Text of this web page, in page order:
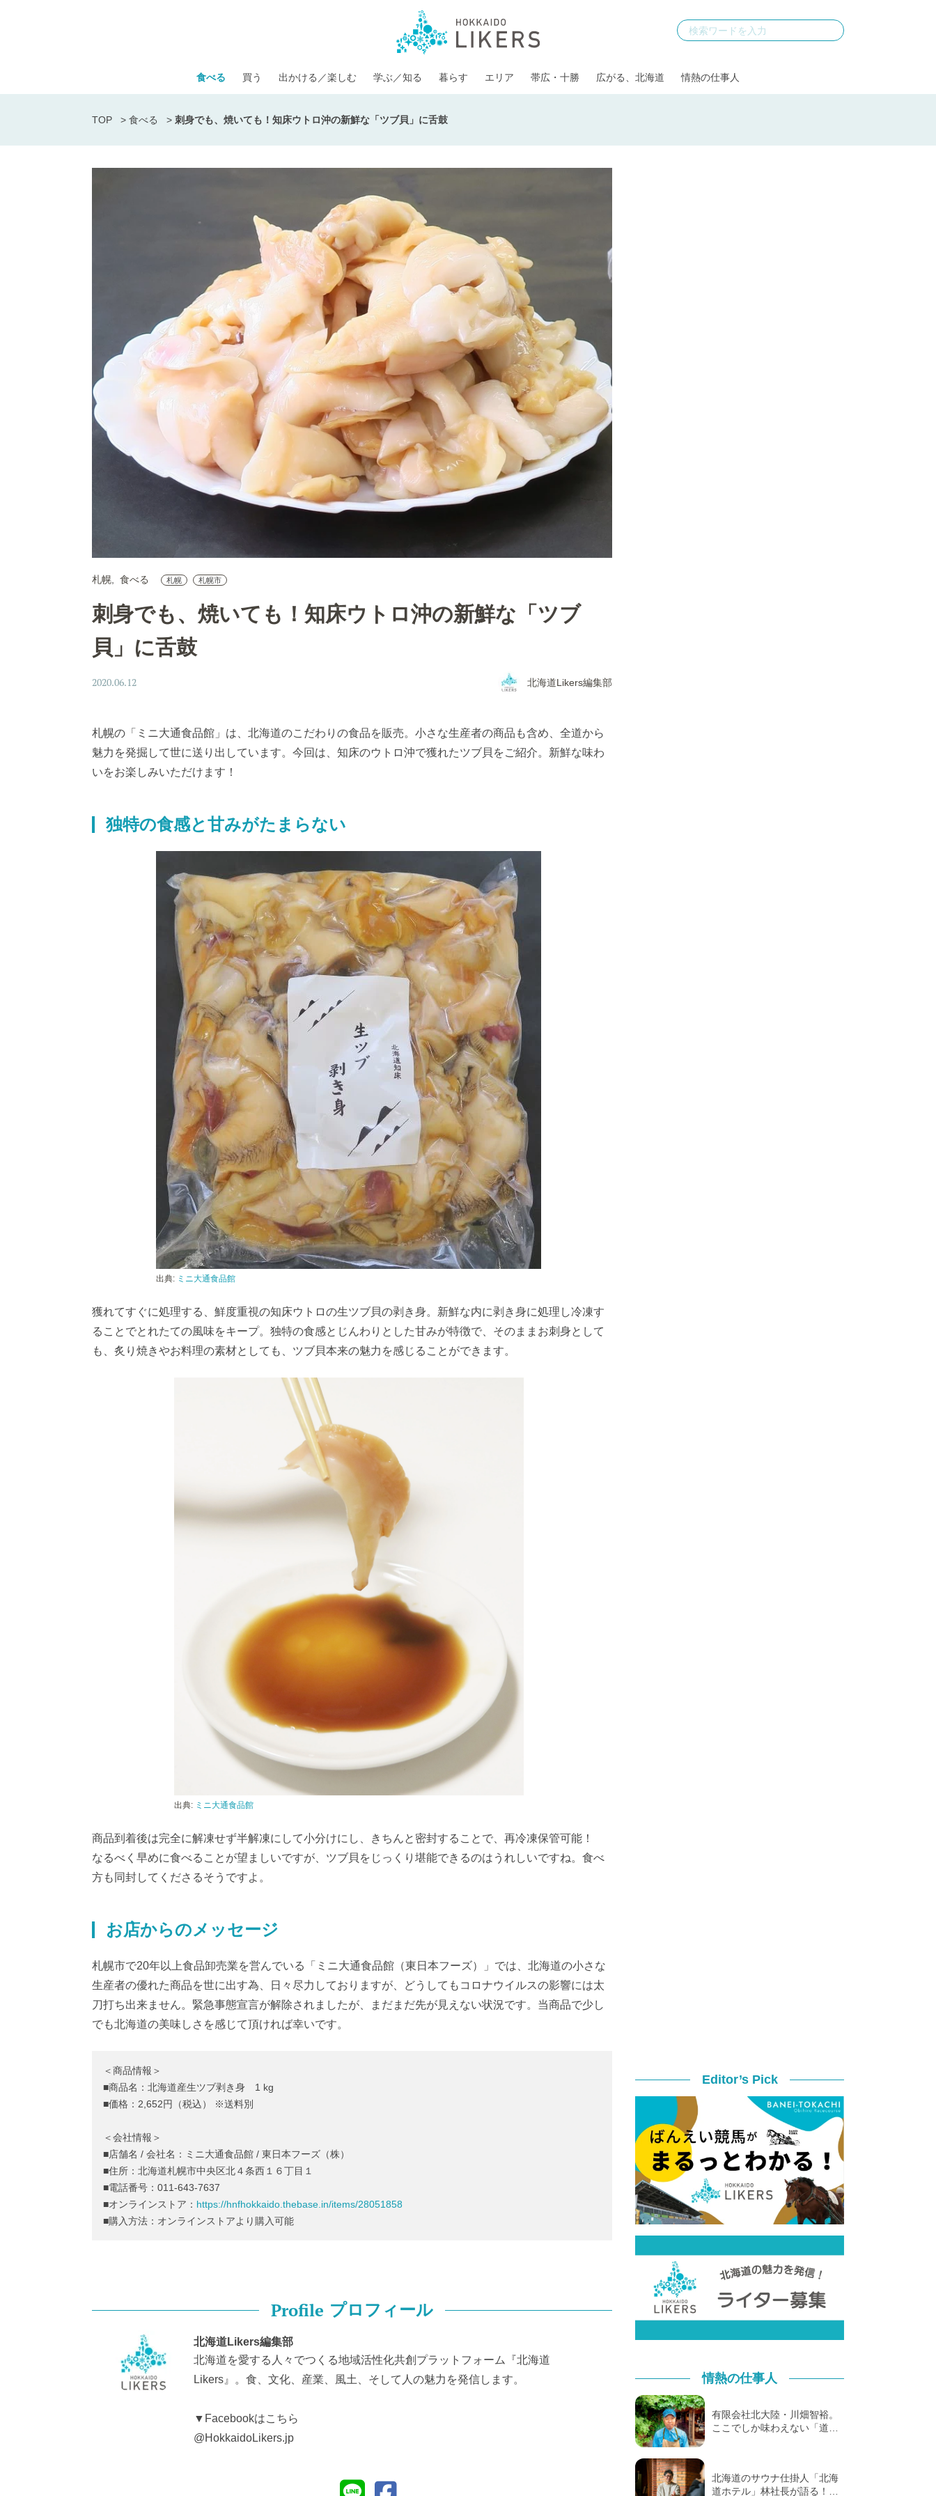
食べる 買う 出かける／楽しむ 学ぶ／知る 暮らす エリア 帯広・十勝 広がる、北海道 情熱の仕事人
TOP > 食べる > 刺身でも、焼いても！知床ウトロ沖の新鮮な「ツブ貝」に舌鼓
札幌 食べる 札幌 札幌市
刺身でも、焼いても！知床ウトロ沖の新鮮な「ツブ
貝」に舌鼓
2020.06.12 北海道Likers編集部
札幌の「ミニ大通食品館」は、北海道のこだわりの食品を販売。小さな生産者の商品も含め、全道から
魅力を発掘して世に送り出しています。今回は、知床のウトロ沖で獲れたツブ貝をご紹介。新鮮な味わ
いをお楽しみいただけます！
独特の食感と甘みがたまらない
出典: ミニ大通食品館
獲れてすぐに処理する、鮮度重視の知床ウトロの生ツブ貝の剥き身。新鮮な内に剥き身に処理し冷凍す
ることでとれたての風味をキープ。独特の食感とじんわりとした甘みが特徴で、そのままお刺身として
も、炙り焼きやお料理の素材としても、ツブ貝本来の魅力を感じることができます。
出典: ミニ大通食品館
商品到着後は完全に解凍せず半解凍にして小分けにし、きちんと密封することで、再冷凍保管可能！
なるべく早めに食べることが望ましいですが、ツブ貝をじっくり堪能できるのはうれしいですね。食べ
方も同封してくださるそうですよ。
お店からのメッセージ
札幌市で20年以上食品卸売業を営んでいる「ミニ大通食品館（東日本フーズ）」では、北海道の小さな
生産者の優れた商品を世に出す為、日々尽力しておりますが、どうしてもコロナウイルスの影響には太
刀打ち出来ません。緊急事態宣言が解除されましたが、まだまだ先が見えない状況です。当商品で少し
でも北海道の美味しさを感じて頂ければ幸いです。
＜商品情報＞
■商品名：北海道産生ツブ剥き身 1 kg
■価格：2,652円（税込） ※送料別
＜会社情報＞
■店舗名 / 会社名：ミニ大通食品館 / 東日本フーズ（株）
■住所：北海道札幌市中央区北４条西１６丁目１
■電話番号：011-643-7637
■オンラインストア： https://hnfhokkaido.thebase.in/items/28051858
■購入方法：オンラインストアより購入可能
Profile プロフィール
北海道Likers編集部
北海道を愛する人々でつくる地域活性化共創プラットフォーム『北海道
Likers』。食、文化、産業、風土、そして人の魅力を発信します。
▼Facebookはこちら
@HokkaidoLikers.jp
Editor’s Pick
情熱の仕事人
有限会社北大陸・川畑智裕。
ここでしか味わえない「道…
北海道のサウナ仕掛人「北海
道ホテル」林社長が語る！…